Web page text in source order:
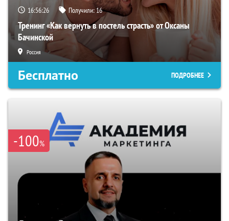
16:56:25 Получили:16
Тренинг «Как вернуть в постель страсть» от Оксаны
Бачинской
Россия
Бесплатно ПОДРОБНЕЕ
-100%